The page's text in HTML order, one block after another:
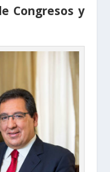
Congresos y